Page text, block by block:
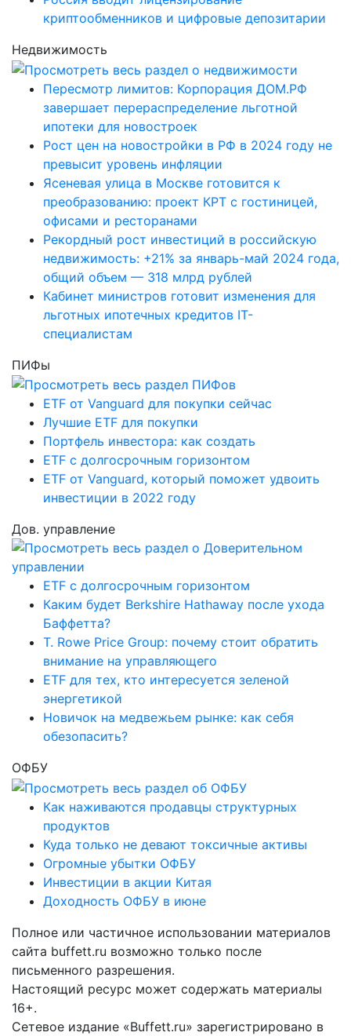
криптообменников и цифровые депозитарии
Недвижимость
Пересмотр лимитов: Корпорация ДОМ.РФ
завершает перераспределение льготной
ипотеки для новостроек
Рост цен на новостройки в РФ в 2024 году не
превысит уровень инфляции
Ясеневая улица в Москве готовится к
преобразованию: проект КРТ с гостиницей,
офисами и ресторанами
Рекордный рост инвестиций в российскую
недвижимость: +21% за январь-май 2024 года,
общий объем — 318 млрд рублей
Кабинет министров готовит изменения для
льготных ипотечных кредитов IT-
специалистам
ПИФы
ETF от Vanguard для покупки сейчас
Лучшие ETF для покупки
Портфель инвестора: как создать
ETF с долгосрочным горизонтом
ETF от Vanguard, который поможет удвоить
инвестиции в 2022 году
Дов. управление
ETF с долгосрочным горизонтом
Каким будет Berkshire Hathaway после ухода
Баффетта?
T. Rowe Price Group: почему стоит обратить
внимание на управляющего
ETF для тех, кто интересуется зеленой
энергетикой
Новичок на медвежьем рынке: как себя
обезопасить?
ОФБУ
Как наживаются продавцы структурных
продуктов
Куда только не девают токсичные активы
Огромные убытки ОФБУ
Инвестиции в акции Китая
Доходность ОФБУ в июне
Полное или частичное использовании материалов
сайта buffett.ru возможно только после
письменного разрешения.
Настоящий ресурс может содержать материалы
16+.
Сетевое издание «Buffett.ru» зарегистрировано в